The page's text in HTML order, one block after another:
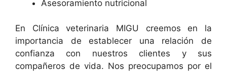
Asesoramiento nutricional
En Clínica veterinaria MIGU creemos en la
importancia de establecer una relación de
confianza con nuestros clientes y sus
compañeros de vida. Nos preocupamos por el